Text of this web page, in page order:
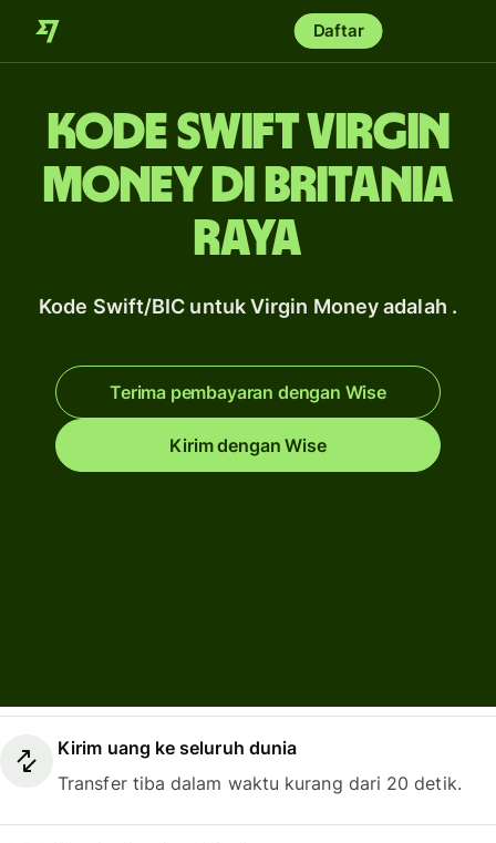
Daftar
Kode Swift Virgin
Money di Britania
Raya
Kode Swift/BIC untuk Virgin Money adalah .
Terima pembayaran dengan Wise
Kirim dengan Wise
Kirim uang ke seluruh dunia
Transfer tiba dalam waktu kurang dari 20 detik.